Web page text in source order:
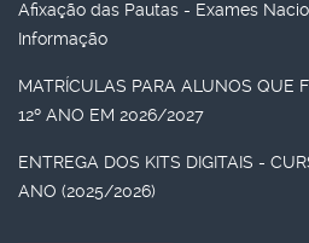
Afixação das Pautas - Exames
Informação
MATRÍCULAS PARA ALUNOS QUE
12º ANO EM 2026/2027
ENTREGA DOS KITS DIGITAIS -
ANO (2025/2026)